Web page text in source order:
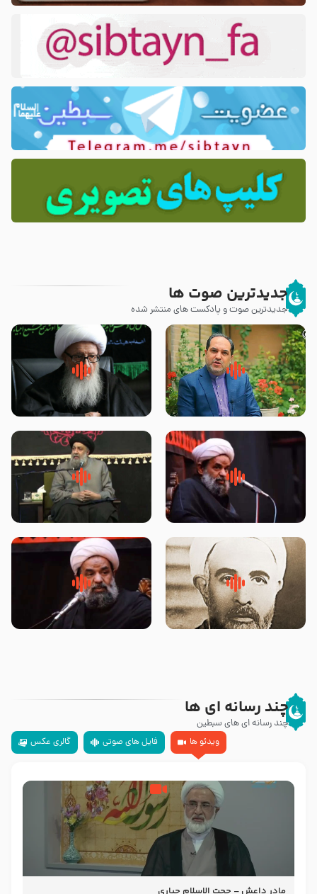
جدیدترین صوت ها
جدیدترین صوت و پادکست های منتشر شده
پیامبر صلی الله علیه وآله و سلم
فرمودند وای بر بچه های آخر
زوّار اربعین امام حسین (علیه
السلام) با این اشتیاق به زیارت
روضه جانسوز پاره های جگر امام
حسن مجتبی علیه السلام-حجت
لقب حضرت رقیه سلام الله علیها به
چه معناست – حجت الاسلام علوی
روضه‌ی مجلس یزید ملعون و
اسارت اهل‌بیت علیهم‌السلام –
سلام جوانی که امام حسین علیه
السلام خودش جوابش را دادند
چند رسانه ای ها
چند رسانه ای های سبطین
ویدئو ها
فایل های صوتی گالری عکس
مادر داعش – حجت الاسلام جباری